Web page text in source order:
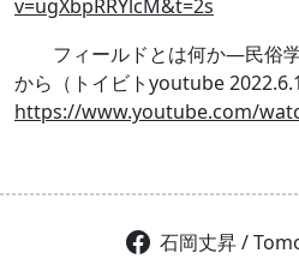
v=ugXbpRRYlcM&t=2s
フィールドとは何か―民俗学
から（トイビトyoutube
https://www.youtube.com/
石岡丈昇 /